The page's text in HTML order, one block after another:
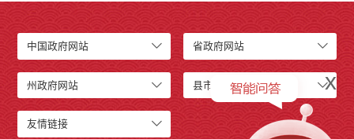
中国政府网站 省政府网站
州政府网站 县市政府网站
友情链接
x